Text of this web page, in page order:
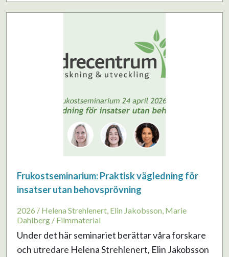
Frukostseminarium: Praktisk vägledning för
insatser utan behovsprövning
2026 / Helena Strehlenert, Elin Jakobsson, Marie
Dahlberg / Filmmaterial
Under det här seminariet berättar våra forskare
och utredare Helena Strehlenert, Elin Jakobsson